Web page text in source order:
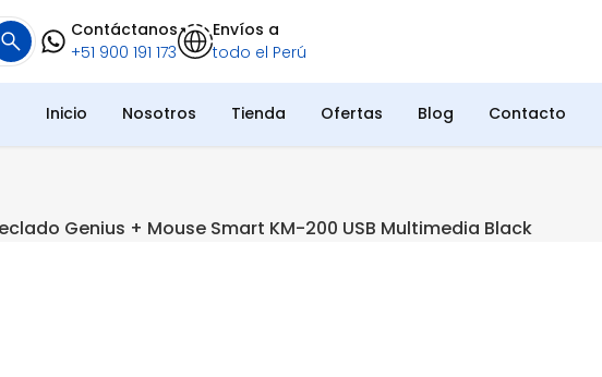
Contáctanos
+51 900 191 173
Envíos a
todo el Perú
Inicio Nosotros Tienda Ofertas Blog Contacto
Genius + Mouse Smart KM-200 USB Multimedia Black